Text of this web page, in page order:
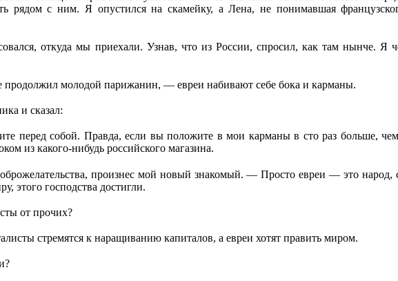
рядом с ним. Я опустился на скамейку, а Лена, не понимавшая
откуда мы приехали. Узнав, что из России, спросил, как там нынче. Я
молодой парижанин, — евреи набивают себе бока и карманы.
и сказал:
перед собой. Правда, если вы положите в мои карманы в сто раз больше,
из какого-нибудь российского магазина.
произнес мой новый знакомый. — Просто евреи — это народ,
этого господства достигли.
от прочих?
стремятся к наращиванию капиталов, а евреи хотят править миром.